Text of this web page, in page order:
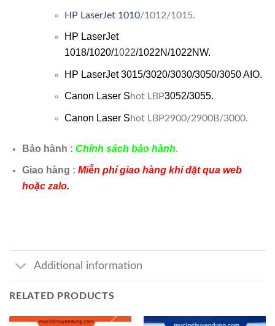
HP LaserJet 1010/1012/1015.
HP LaserJet
1018/1020/1022/1022N/1022NW.
HP LaserJet 3015/3020/3030/3050/3050 AIO.
Canon Laser Shot LBP3052/3055.
Canon Laser Shot LBP2900/2900B/3000.
Bảo hành : Chính sách bảo hành.
Giao hàng : Miễn phí giao hàng khi đặt qua web
hoặc zalo.
Additional information
RELATED PRODUCTS